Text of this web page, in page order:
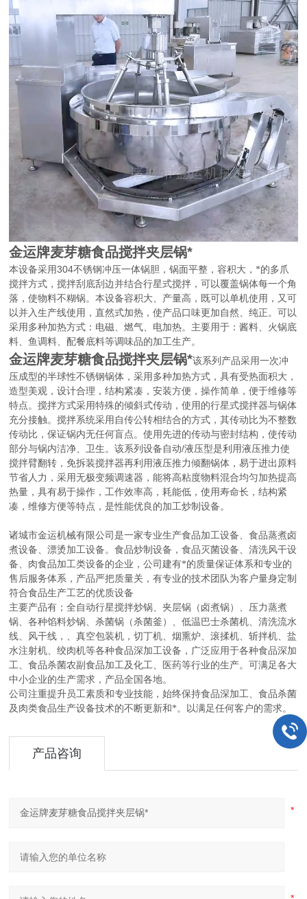
金运牌麦芽糖食品搅拌夹层锅*
本设备采用304不锈钢冲压一体锅胆，锅面平整，容积大，*的多爪
搅拌方式，搅拌刮底刮边并结合行星式搅拌，可以覆盖锅体每一个角
落，使物料不糊锅。本设备容积大、产量高，既可以单机使用，又可
以并入生产线使用，直然式加热，使产品口味更加自然、纯正。可以
采用多种加热方式：电磁、燃气、电加热。主要用于：酱料、火锅底
料、鱼调料、配餐底料等调味品的加工生产。
金运牌麦芽糖食品搅拌夹层锅*该系列产品采用一次冲
压成型的半球性不锈钢锅体，采用多种加热方式，具有受热面积大，
造型美观，设计合理，结构紧凑，安装方便，操作简单，便于维修等
特点。搅拌方式采用特殊的倾斜式传动，使用的行星式搅拌器与锅体
充分接触。搅拌系统采用自传公转相结合的方式，其传动比为不整数
传动比，保证锅内无任何盲点。使用先进的传动与密封结构，使传动
部分与锅内洁净、卫生。该系列设备自动/液压型是利用液压推力使
搅拌臂翻转，免拆装搅拌器再利用液压推力倾翻锅体，易于进出原料
节省人力，采用无极变频调速器，能将高粘度物料混合均匀加热提高
热量，具有易于操作，工作效率高，耗能低，使用寿命长，结构紧
凑，维修方便等特点，是性能优良的加工炒制设备。
诸城市金运机械有限公司是一家专业生产食品加工设备、食品蒸煮卤
煮设备、漂烫加工设备。食品炒制设备，食品灭菌设备、清洗风干设
备、肉食品加工类设备的企业，公司建有*的质量保证体系和专业的
售后服务体系，产品严把质量关，有专业的技术团队为客户量身定制
符合食品生产工艺的优质设备
主要产品有；全自动行星搅拌炒锅、夹层锅（卤煮锅）、压力蒸煮
锅、各种馅料炒锅、杀菌锅（杀菌釜）、低温巴士杀菌机、清洗流水
线、风干线，、真空包装机，切丁机、烟熏炉、滚揉机、斩拌机、盐
水注射机、绞肉机等各种食品深加工设备，广泛应用于各种食品深加
工、食品杀菌农副食品加工及化工、医药等行业的生产。可满足各大
中小企业的生产需求，产品全国各地。
公司注重提升员工素质和专业技能，始终保持食品深加工、食品杀菌
及肉类食品生产设备技术的不断更新和*。以满足任何客户的需求。
产品咨询